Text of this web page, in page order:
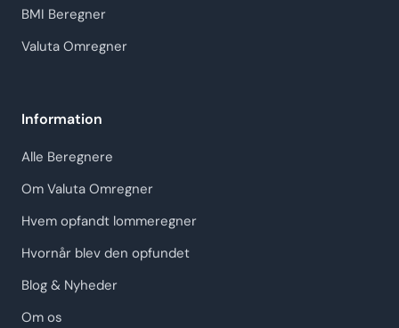
BMI Beregner
Valuta Omregner
Information
Alle Beregnere
Om Valuta Omregner
Hvem opfandt lommeregner
Hvornår blev den opfundet
Blog & Nyheder
Om os